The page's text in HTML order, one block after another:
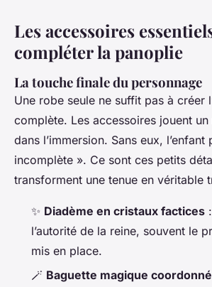
Les accessoires
compléter la panoplie
La touche finale du personnage
Une robe seule ne suffit pas à créer
complète. Les accessoires jouent
dans l’immersion. Sans eux, l’enfant
incomplète ». Ce sont ces petits
transforment une tenue en véritable
✨ Diadème en cristaux factices
l’autorité de la reine, souvent le
mis en place.
🪄 Baguette magique